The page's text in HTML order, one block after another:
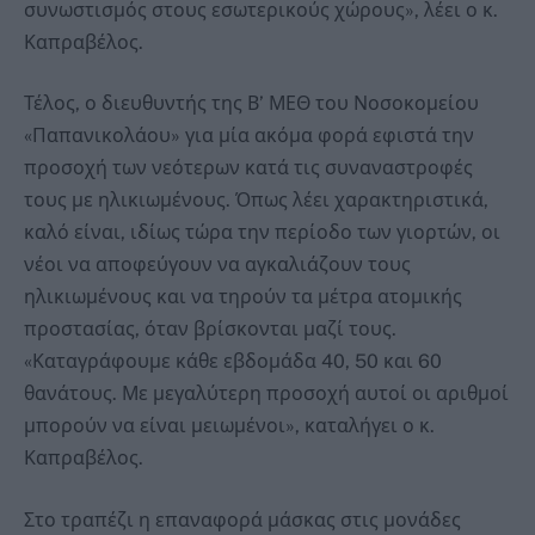
συνωστισμός στους εσωτερικούς χώρους», λέει ο κ.
Καπραβέλος.
Τέλος, ο διευθυντής της Β’ ΜΕΘ του Νοσοκομείου
«Παπανικολάου» για μία ακόμα φορά εφιστά την
προσοχή των νεότερων κατά τις συναναστροφές
τους με ηλικιωμένους. Όπως λέει χαρακτηριστικά,
καλό είναι, ιδίως τώρα την περίοδο των γιορτών, οι
νέοι να αποφεύγουν να αγκαλιάζουν τους
ηλικιωμένους και να τηρούν τα μέτρα ατομικής
προστασίας, όταν βρίσκονται μαζί τους.
«Καταγράφουμε κάθε εβδομάδα 40, 50 και 60
θανάτους. Με μεγαλύτερη προσοχή αυτοί οι αριθμοί
μπορούν να είναι μειωμένοι», καταλήγει ο κ.
Καπραβέλος.
Στο τραπέζι η επαναφορά μάσκας στις μονάδες